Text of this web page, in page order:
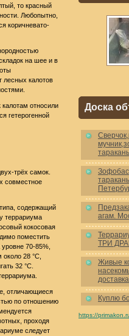
то красный
Любопытно,
коричневато-
на шее и в
лесных калотов
относили
гетерогенной
трёх самок.
совместное
содержащий
террариума
кокосовая
поместить
70-85%,
28 °C,
32 °C.
отличающиеся
по отношению
проходя
следует
Доска
агам.
ТРИ
Живые
Куплю
https://